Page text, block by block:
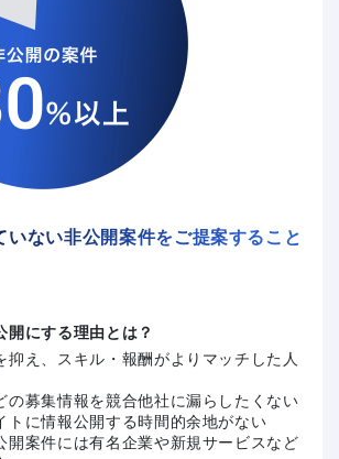
いない非公開案件をご提案すること
開にする理由とは？
抑え、スキル・報酬がよりマッチした人
の募集情報を競合他社に漏らしたくない
トに情報公開する時間的余地がない
開案件には有名企業や新規サービスなど